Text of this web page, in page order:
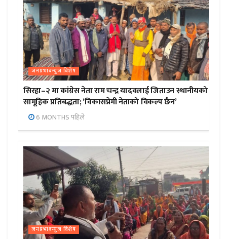
जनप्रभाबन्युज विशेष
सिरहा–२ मा कांग्रेस नेता राम चन्द्र यादवलाई जिताउन स्थानीयको
सामूहिक प्रतिबद्धता; ‘विकासप्रेमी नेताको विकल्प छैन’
6 MONTHS पहिले
जनप्रभाबन्युज विशेष